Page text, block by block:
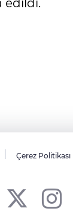
edildi.
Çerez Politikası